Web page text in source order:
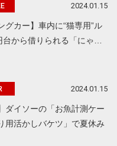
2024.01.15
グカー】車内に“猫専用”ル
台から借りられる「にゃ…
2024.01.15
ダイソーの「お魚計測ケー
用活かしバケツ」で夏休み